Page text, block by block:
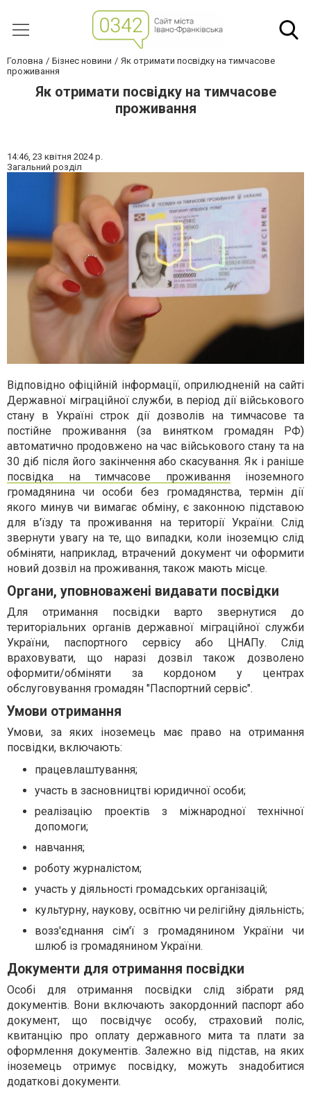
Головна Бізнес новини
Як отримати посвідку на тимчасове
проживання
Як отримати посвідку на тимчасове
проживання
14:46, 23 квітня 2024 р.
Загальний розділ
Відповідно офіційній інформації, оприлюдненій на сайті
Державної міграційної служби, в період дії військового
стану в Україні строк дії дозволів на тимчасове та
постійне проживання (за винятком громадян РФ)
автоматично продовжено на час військового стану та на
30 діб після його закінчення або скасування. Як і раніше
посвідка на тимчасове проживанняіноземного
громадянина чи особи без громадянства, термін дії
якого минув чи вимагає обміну, є законною підставою
для в'їзду та проживання на території України. Слід
звернути увагу на те, що випадки, коли іноземцю слід
обміняти, наприклад, втрачений документ чи оформити
новий дозвіл на проживання, також мають місце.
Органи, уповноважені видавати посвідки
Для отримання посвідки варто звернутися до
територіальних органів державної міграційної служби
України, паспортного сервісу або ЦНАПу. Слід
враховувати, що наразі дозвіл також дозволено
оформити/обміняти за кордоном у центрах
обслуговування громадян "Паспортний сервіс".
Умови отримання
Умови, за яких іноземець має право на отримання
посвідки, включають:
працевлаштування;
участь в засновництві юридичної особи;
реалізацію проектів з міжнародної технічної
допомоги;
навчання;
роботу журналістом;
участь у діяльності громадських організацій;
культурну, наукову, освітню чи релігійну діяльність;
возз'єднання сім'ї з громадянином України чи
шлюб із громадянином України.
Документи для отримання посвідки
Особі для отримання посвідки слід зібрати ряд
документів. Вони включають закордонний паспорт або
документ, що посвідчує особу, страховий поліс,
квитанцію про оплату державного мита та плати за
оформлення документів. Залежно від підстав, на яких
іноземець отримує посвідку, можуть знадобитися
додаткові документи.